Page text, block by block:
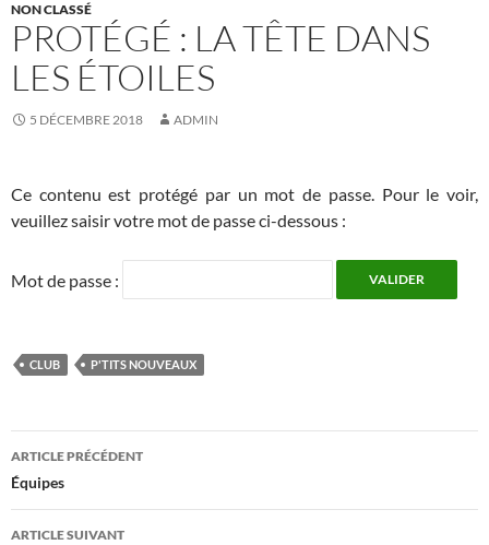
NON CLASSÉ
PROTÉGÉ : LA TÊTE DANS
LES ÉTOILES
5 DÉCEMBRE 2018 ADMIN
Ce contenu est protégé par un mot de passe. Pour le voir,
veuillez saisir votre mot de passe ci-dessous :
Mot de passe :
CLUB P'TITS NOUVEAUX
Navigation
des
articles
ARTICLE PRÉCÉDENT
Équipes
ARTICLE SUIVANT